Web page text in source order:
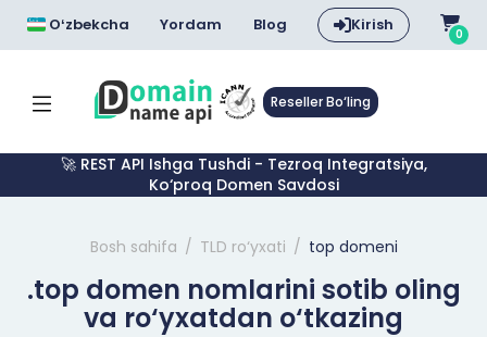
Oʻzbekcha Yordam Blog Kirish 0
Reseller Bo‘ling
🚀 REST API Ishga Tushdi - Tezroq Integratsiya,
Ko‘proq Domen Savdosi
Bosh sahifa TLD ro‘yxati top domeni
.top domen nomlarini sotib oling
va ro‘yxatdan o‘tkazing